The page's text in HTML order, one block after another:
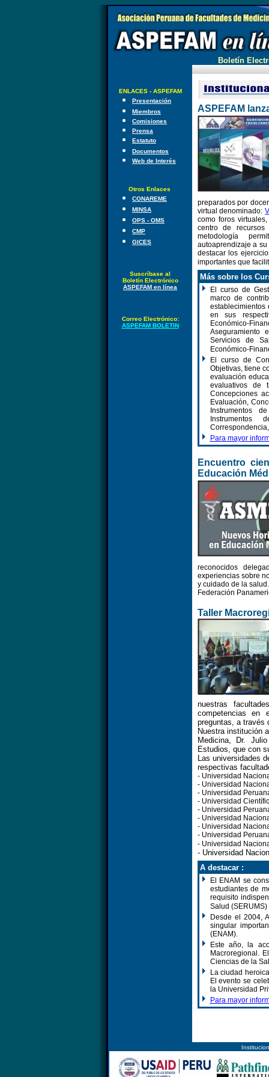
Boletín
ENLACES - ASPEFAM
Presentación
Miembros
Comisiones
Prensa
Estatuto
Documentos
Web de Interés
Otros Enlaces
CONAREME
MINSA
OPS - OMS
CMP
GICES
Suscríbase al
Boletín Electrónico
ASPEFAM en línea
Correo Electrónico:
ASPEFAM BOLETIN
ASPEFAM
preparados por
virtual denominado:
como foros
centro de
metodología
autoaprendizaje a
destacar los
importantes que
Más sobre los
El curso de
marco de
en sus
Económico-
Aseguramiento
Servicios de
Económico-
El curso de
Objetivas, tiene
evaluación
evaluativos de
Concepciones
Evaluación,
Instrumentos
Instrumentos
Para mayor
Encuentro
Educación
reconocidos
experiencias sobre
y cuidado de la
Federación
Taller
nuestras
competencias en
preguntas, a través
Nuestra institución
Medicina, Dr.
Estudios, que con
Las universidades
respectivas
- Universidad
- Universidad
- Universidad
- Universidad
- Universidad
- Universidad
- Universidad
- Universidad
- Universidad
- Universidad
A destacar :
El ENAM se
estudiantes de
requisito
Salud
Desde el 2004,
singular
(ENAM).
Este año, la
Macroregional.
Ciencias de la
La ciudad
El evento se
la Universidad
Para mayor